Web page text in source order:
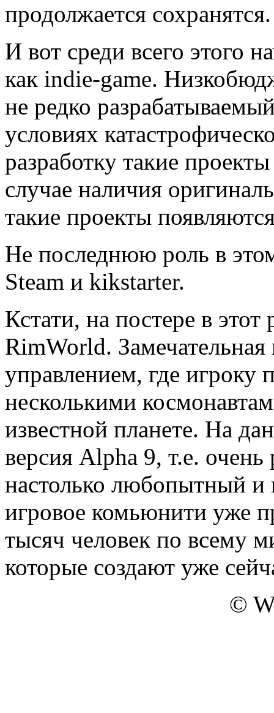
продолжается сохранятся.
И вот среди всего этого
как indie-game.
не редко
условиях
разработку такие
случае наличия
такие проекты
Не последнюю роль в
Steam и kikstarter.
Кстати, на постере в этот
RimWorld.
управлением, где игроку
несколькими
известной планете. На
версия Alpha 9, т.е.
настолько любопытный и
игровое комьюнити уже
тысяч человек по всему
которые создают уже
©